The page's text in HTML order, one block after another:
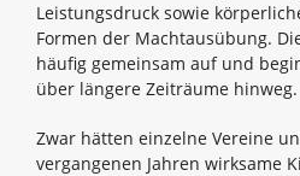
Leistungsdruck sowie
Formen der Machtausübung.
häufig gemeinsam auf und
über längere Zeiträume hinweg.
Zwar hätten einzelne Vereine
vergangenen Jahren wirksame